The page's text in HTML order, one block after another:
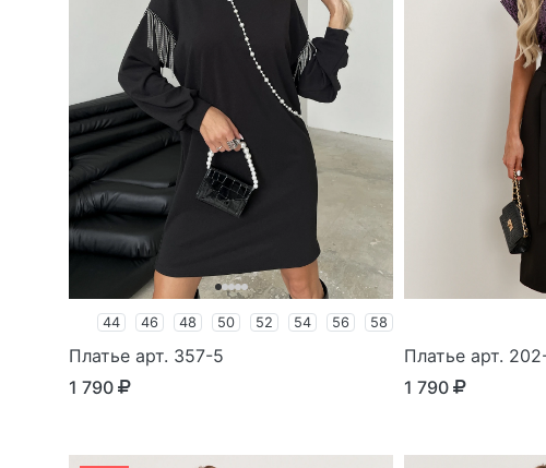
44 46 48 50 52 54 56 58
Платье арт. 357-5
1 790
Платье арт.
1 790